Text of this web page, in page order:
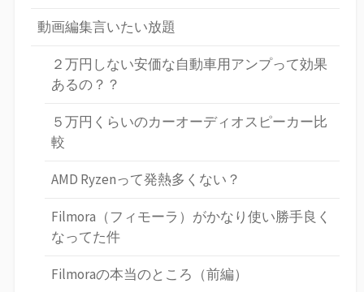
動画編集言いたい放題
２万円しない安価な自動車用アンプって効果
あるの？？
５万円くらいのカーオーディオスピーカー比
較
AMD Ryzenって発熱多くない？
Filmora（フィモーラ）がかなり使い勝手良く
なってた件
Filmoraの本当のところ（前編）